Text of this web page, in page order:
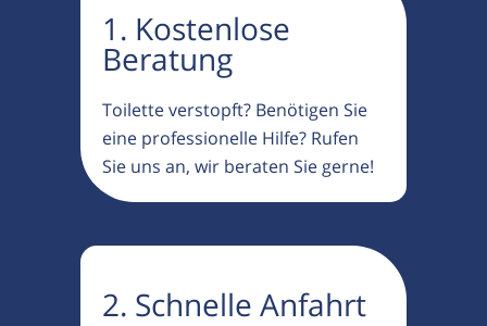
1. Kostenlose
Beratung
Toilette verstopft? Benötigen Sie
eine professionelle Hilfe? Rufen
Sie uns an, wir beraten Sie gerne!
2. Schnelle Anfahrt